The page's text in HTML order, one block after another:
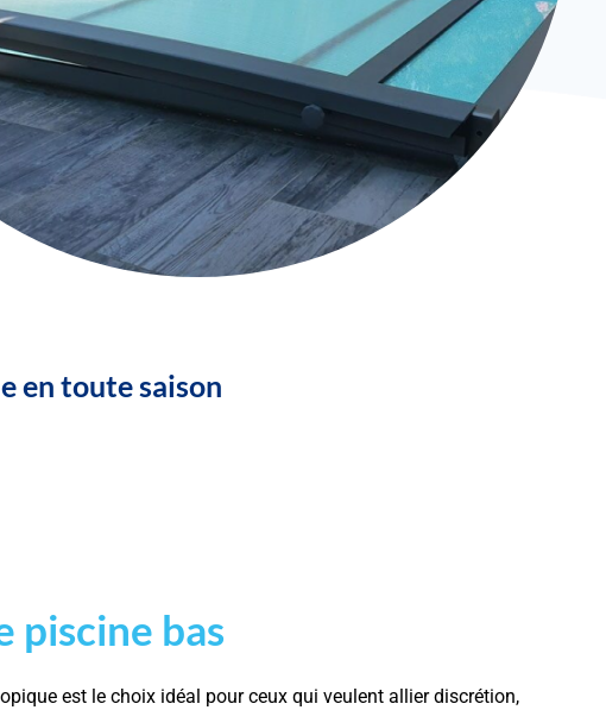
en toute saison
piscine bas
est le choix idéal pour ceux qui veulent allier discrétion,